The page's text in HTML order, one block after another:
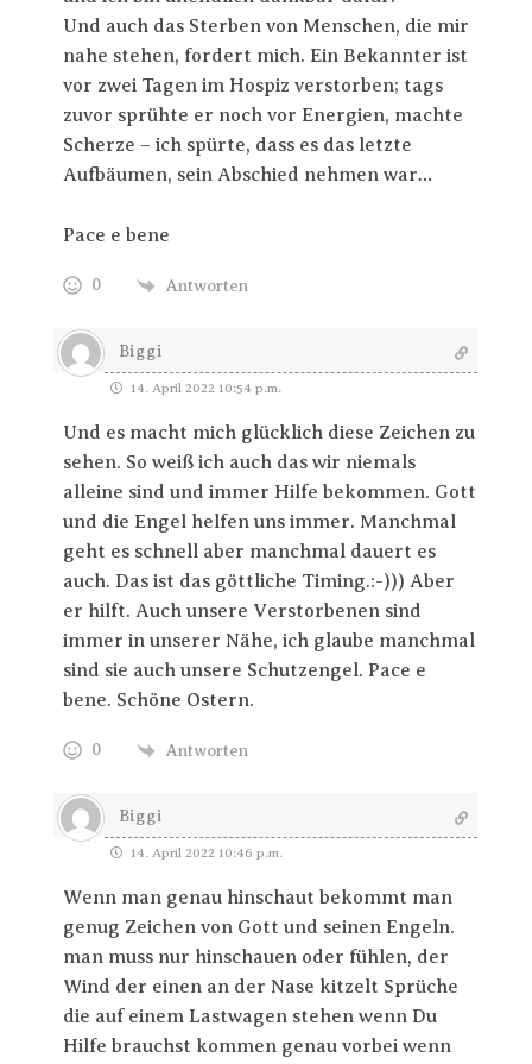
Und auch das Sterben von Menschen, die mir
nahe stehen, fordert mich. Ein Bekannter ist
vor zwei Tagen im Hospiz verstorben; tags
zuvor sprühte er noch vor Energien, machte
Scherze – ich spürte, dass es das letzte
Aufbäumen, sein Abschied nehmen war…
Pace e bene
0 Antworten
Biggi
14. April 2022 10:54 p.m.
Und es macht mich glücklich diese Zeichen zu
sehen. So weiß ich auch das wir niemals
alleine sind und immer Hilfe bekommen. Gott
und die Engel helfen uns immer. Manchmal
geht es schnell aber manchmal dauert es
auch. Das ist das göttliche Timing.:-))) Aber
er hilft. Auch unsere Verstorbenen sind
immer in unserer Nähe, ich glaube manchmal
sind sie auch unsere Schutzengel. Pace e
bene. Schöne Ostern.
0 Antworten
Biggi
14. April 2022 10:46 p.m.
Wenn man genau hinschaut bekommt man
genug Zeichen von Gott und seinen Engeln.
man muss nur hinschauen oder fühlen, der
Wind der einen an der Nase kitzelt Sprüche
die auf einem Lastwagen stehen wenn Du
Hilfe brauchst kommen genau vorbei wenn